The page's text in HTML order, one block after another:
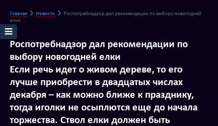
Главная Новости
Роспотребнадзор дал рекомендации по выбору новогодней
елки
Роспотребнадзор дал рекомендации по
выбору новогодней елки
Если речь идет о живом дереве, то его
лучше приобрести в двадцатых числах
декабря – как можно ближе к празднику,
тогда иголки не осыплются еще до начала
торжества. Ствол елки должен быть